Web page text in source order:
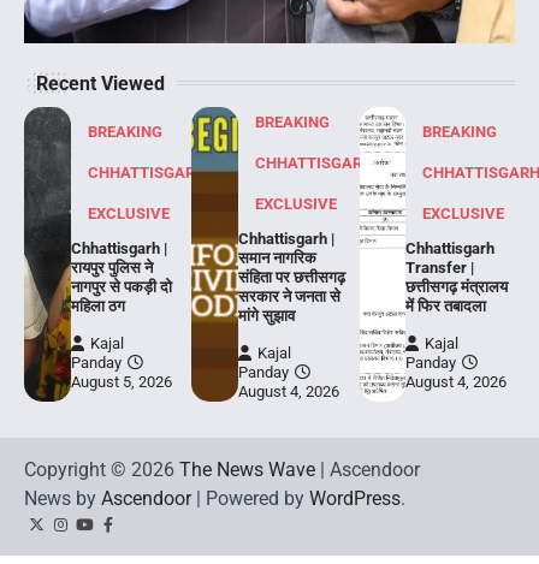
Recent Viewed
BREAKING
CHHATTISGARH
EXCLUSIVE
Chhattisgarh |
रायपुर पुलिस ने
नागपुर से पकड़ी दो
महिला ठग
Kajal
Panday
August 5, 2026
BREAKING
CHHATTISGARH
EXCLUSIVE
Chhattisgarh |
समान नागरिक
संहिता पर छत्तीसगढ़
सरकार ने जनता से
मांगे सुझाव
Kajal
Panday
August 4, 2026
BREAKING
EXCLUSIVE
Chhattisgarh
Transfer |
छत्तीसगढ़ मंत्रालय
में फिर तबादला
Kajal
Panday
August 4, 2026
Copyright © 2026 The News Wave | Ascendoor
News by Ascendoor| Powered by WordPress.
TwitterInstagram
YouTubeFacebook